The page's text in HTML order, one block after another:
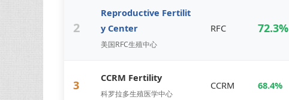
2
Reproductive Fertilit
y Center
美国RFC生殖中心
RFC 72.3%
3
CCRM Fertility
科罗拉多生殖医学中心
CCRM 68.4%